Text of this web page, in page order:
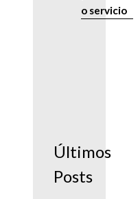
o servicio
Últimos
Posts